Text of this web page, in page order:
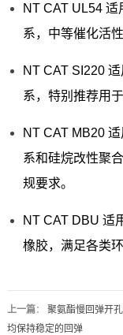
NT CAT UL54
系，中等催化活
NT CAT SI220
系，特别推荐用
NT CAT MB20
系和硅烷改性聚
规要求。
NT CAT DBU 适
橡胶，满足各类
上一篇： 聚氨酯慢回弹开
均保持稳定的回弹